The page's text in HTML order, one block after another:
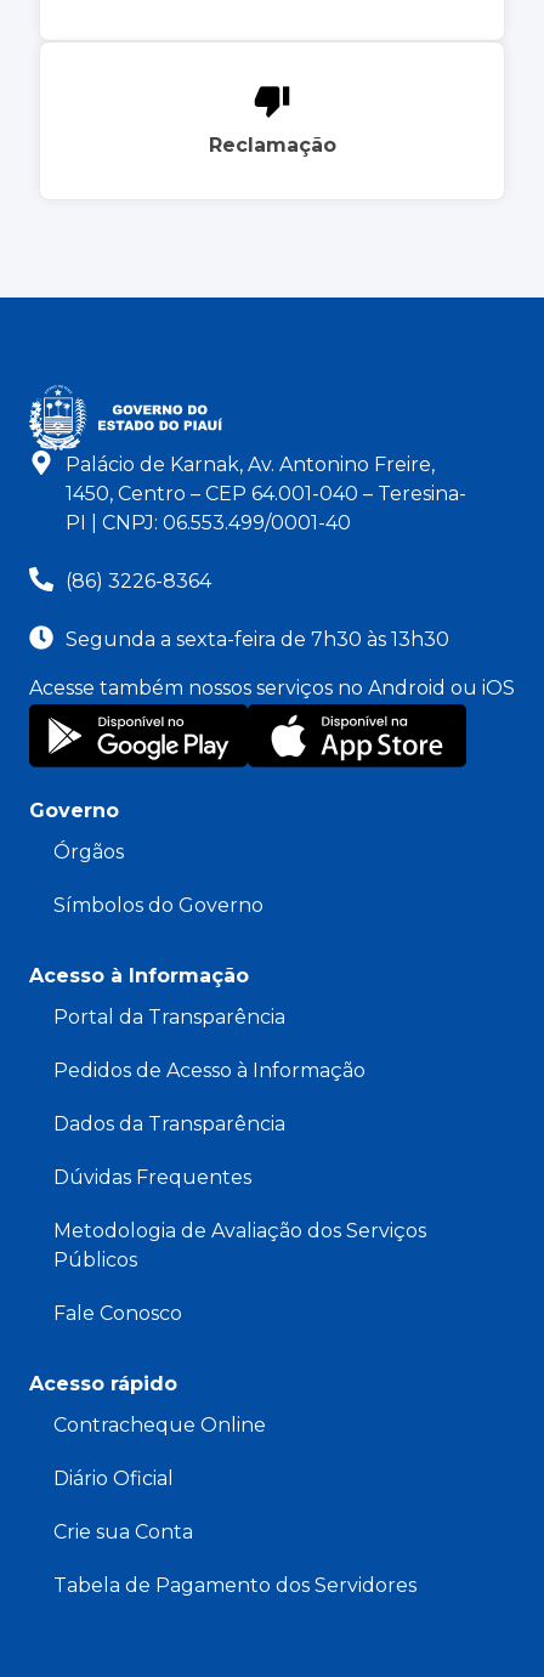
Reclamação
Palácio de Karnak, Av. Antonino Freire,
1450, Centro – CEP 64.001-040 – Teresina-
PI | CNPJ: 06.553.499/0001-40
(86) 3226-8364
Segunda a sexta-feira de 7h30 às 13h30
Acesse também nossos serviços no Android ou iOS
Governo
Órgãos
Símbolos do Governo
Acesso à Informação
Portal da Transparência
Pedidos de Acesso à Informação
Dados da Transparência
Dúvidas Frequentes
Metodologia de Avaliação dos Serviços
Públicos
Fale Conosco
Acesso rápido
Contracheque Online
Diário Oficial
Crie sua Conta
Tabela de Pagamento dos Servidores